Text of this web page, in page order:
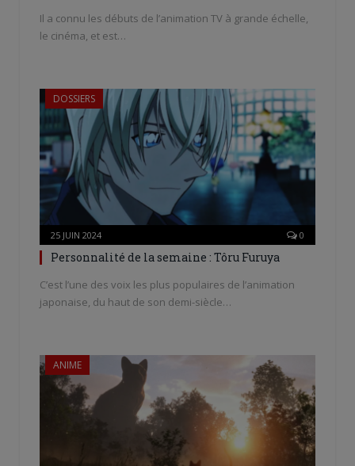
Il a connu les débuts de l’animation TV à grande échelle,
le cinéma, et est…
DOSSIERS
25 JUIN 2024 0
Personnalité de la semaine : Tôru Furuya
C’est l’une des voix les plus populaires de l’animation
japonaise, du haut de son demi-siècle…
ANIME